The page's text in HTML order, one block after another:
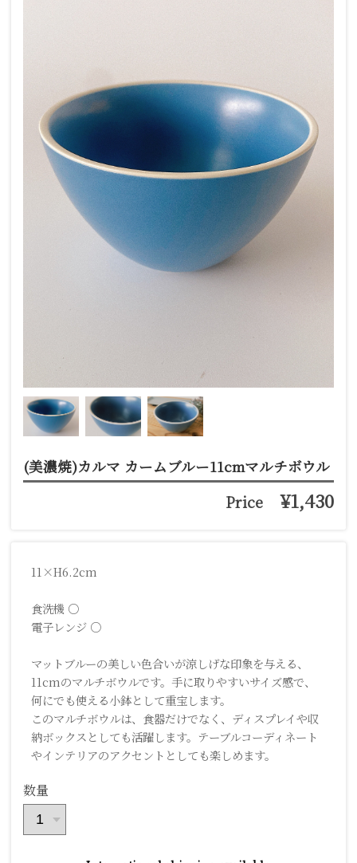
(美濃焼)カルマ カームブルー11cmマルチボウル
Price ¥1,430
11×H6.2cm
食洗機 ○
電子レンジ ○
マットブルーの美しい色合いが涼しげな印象を与える、
11cmのマルチボウルです。手に取りやすいサイズ感で、
何にでも使える小鉢として重宝します。
このマルチボウルは、食器だけでなく、ディスプレイや収
納ボックスとしても活躍します。テーブルコーディネート
やインテリアのアクセントとしても楽しめます。
数量